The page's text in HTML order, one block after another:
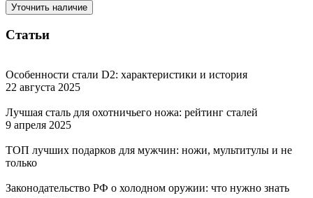
Уточнить наличие
Статьи
Особенности стали D2: характеристики и история
22 августа 2025
Лучшая сталь для охотничьего ножа: рейтинг сталей
9 апреля 2025
ТОП лучших подарков для мужчин: ножи, мультитулы и не
только
Законодательство РФ о холодном оружии: что нужно знать